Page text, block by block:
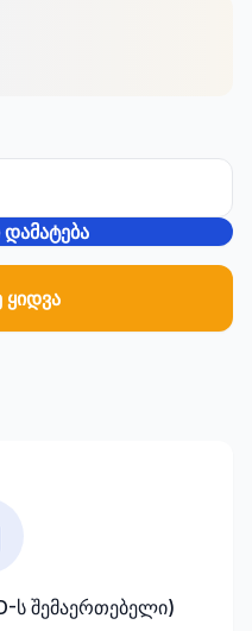
ყიდვა
ს შემაერთებელი)